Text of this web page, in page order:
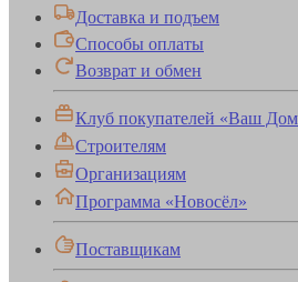
Доставка и подъем
Способы оплаты
Возврат и обмен
Клуб покупателей «Ваш
Строителям
Организациям
Программа «Новосёл»
Поставщикам